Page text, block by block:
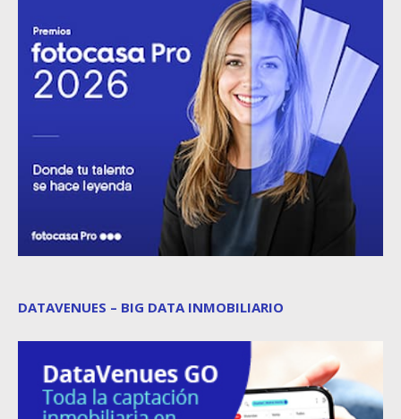
DATAVENUES – BIG DATA INMOBILIARIO